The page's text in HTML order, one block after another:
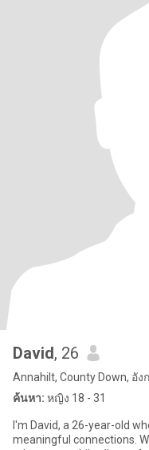
David, 26
Annahilt, County Down, อัง
ค้นหา: หญิง 18 - 31
I'm David, a 26-year-old
meaningful connections.